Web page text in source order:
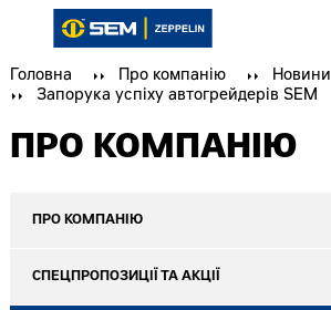
Головна Про компанію
Новини
Запорука успіху автогрейдерів SEM
ПРО КОМПАНІЮ
ПРО КОМПАНІЮ
СПЕЦПРОПОЗИЦІЇ ТА АКЦІЇ